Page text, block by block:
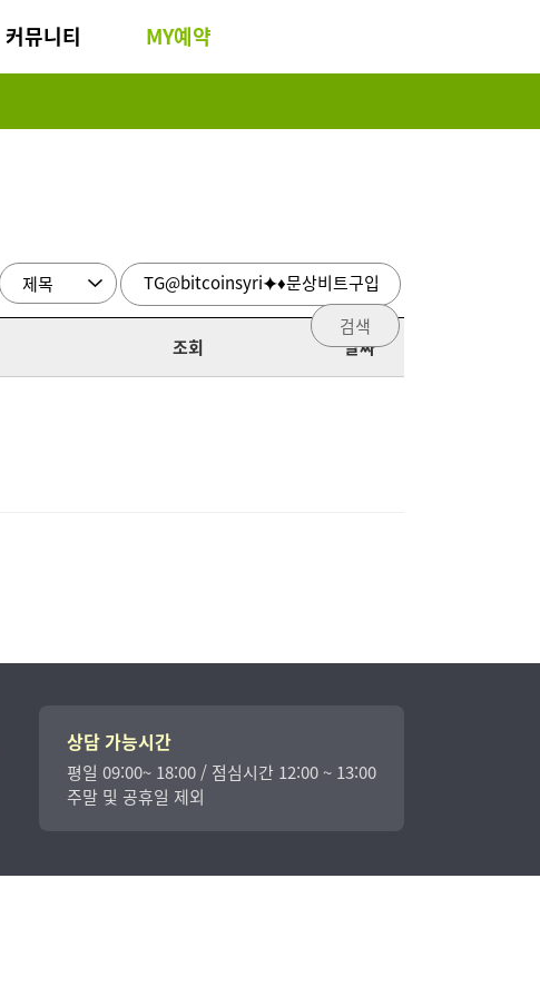
커뮤니티 MY예약
검색
조회 날짜
상담 가능시간
평일 09:00~ 18:00 / 점심시간 12:00 ~ 13:00
주말 및 공휴일 제외